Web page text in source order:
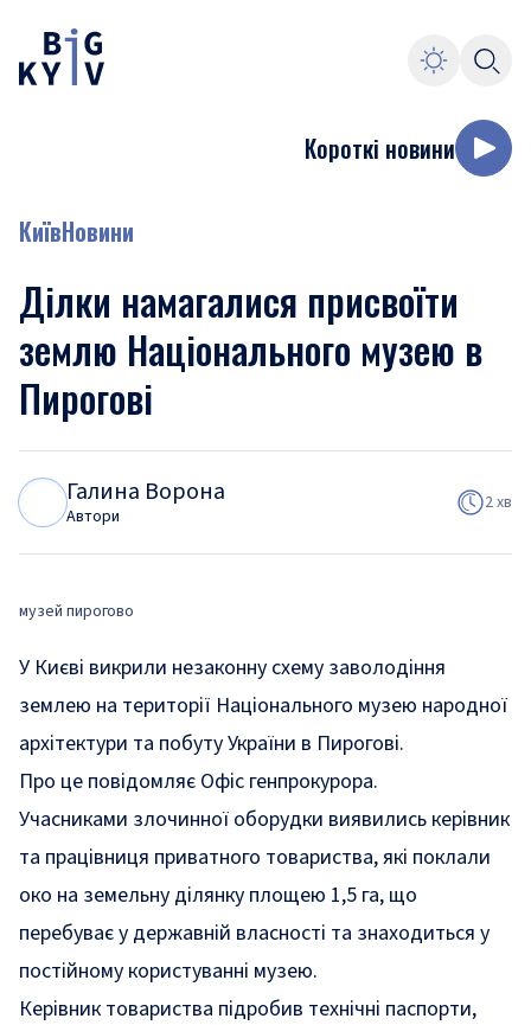
Короткі новини
КиївНовини
Ділки намагалися присвоїти
землю Національного музею в
Пирогові
Галина Ворона
Автори
2 хв
музей пирогово
У Києві викрили незаконну схему заволодіння
землею на території Національного музею народної
архітектури та побуту України в Пирогові.
Про це повідомляє Офіс генпрокурора.
Учасниками злочинної оборудки виявились керівник
та працівниця приватного товариства, які поклали
око на земельну ділянку площею 1,5 га, що
перебуває у державній власності та знаходиться у
постійному користуванні музею.
Керівник товариства підробив технічні паспорти,